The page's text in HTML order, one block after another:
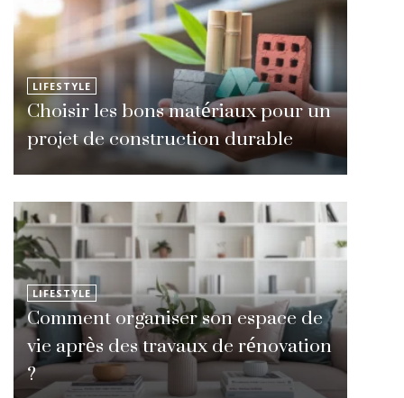
LIFESTYLE
Choisir les bons matériaux pour un
projet de construction durable
LIFESTYLE
Comment organiser son espace de
vie après des travaux de rénovation
?